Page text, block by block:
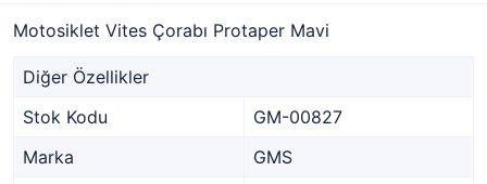
Motosiklet Vites Çorabı Protaper Mavi
Diğer Özellikler
Stok Kodu
GM-00827
Marka
GMS